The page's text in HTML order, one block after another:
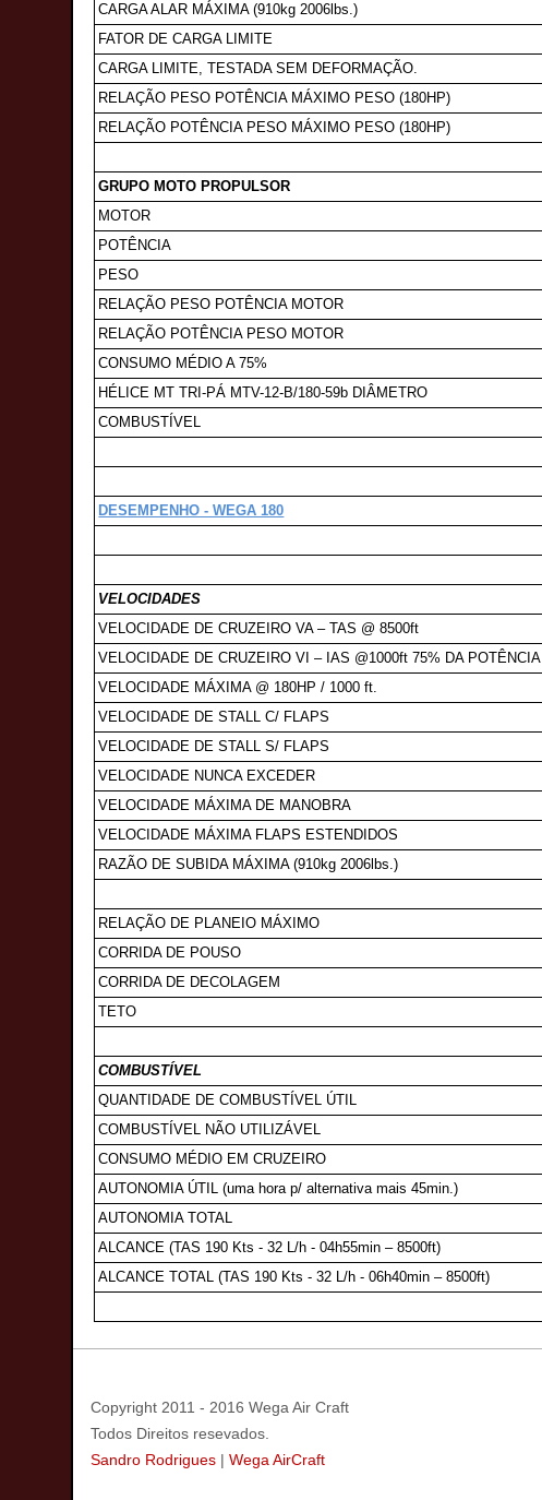
CARGA ALAR MÁXIMA (910kg 2006lbs.)
FATOR DE CARGA LIMITE
CARGA LIMITE, TESTADA SEM DEFORMAÇÃO.
RELAÇÃO PESO POTÊNCIA MÁXIMO PESO (180HP)
RELAÇÃO POTÊNCIA PESO MÁXIMO PESO (180HP)
GRUPO MOTO PROPULSOR
MOTOR
POTÊNCIA
PESO
RELAÇÃO PESO POTÊNCIA MOTOR
RELAÇÃO POTÊNCIA PESO MOTOR
CONSUMO MÉDIO A 75%
HÉLICE MT TRI-PÁ MTV-12-B/180-59b DIÂMETRO
COMBUSTÍVEL
DESEMPENHO - WEGA 180
VELOCIDADES
VELOCIDADE DE CRUZEIRO VA – TAS @ 8500ft
VELOCIDADE DE CRUZEIRO VI – IAS @1000ft 75% DA POTÊNCIA
VELOCIDADE MÁXIMA @ 180HP / 1000 ft.
VELOCIDADE DE STALL C/ FLAPS
VELOCIDADE DE STALL S/ FLAPS
VELOCIDADE NUNCA EXCEDER
VELOCIDADE MÁXIMA DE MANOBRA
VELOCIDADE MÁXIMA FLAPS ESTENDIDOS
RAZÃO DE SUBIDA MÁXIMA (910kg 2006lbs.)
RELAÇÃO DE PLANEIO MÁXIMO
CORRIDA DE POUSO
CORRIDA DE DECOLAGEM
TETO
COMBUSTÍVEL
QUANTIDADE DE COMBUSTÍVEL ÚTIL
COMBUSTÍVEL NÃO UTILIZÁVEL
CONSUMO MÉDIO EM CRUZEIRO
AUTONOMIA ÚTIL (uma hora p/ alternativa mais 45min.)
AUTONOMIA TOTAL
ALCANCE (TAS 190 Kts - 32 L/h - 04h55min – 8500ft)
ALCANCE TOTAL (TAS 190 Kts - 32 L/h - 06h40min – 8500ft)
Copyright 2011 - 2016 Wega Air Craft
Todos Direitos resevados.
Sandro Rodrigues |Wega AirCraft